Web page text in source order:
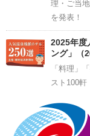
理・ご当
を発表！
2025年度
ング」（
「料理」
スト100軒